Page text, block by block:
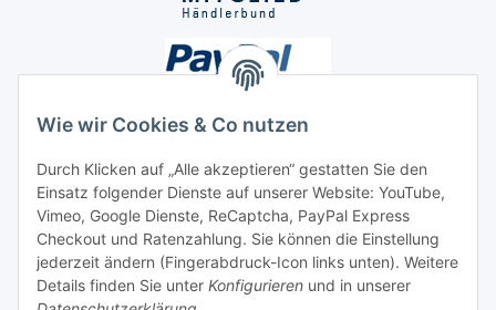
Wie wir Cookies & Co nutzen
Durch Klicken auf „Alle akzeptieren“ gestatten Sie den
Einsatz folgender Dienste auf unserer Website: YouTube,
Vimeo, Google Dienste, ReCaptcha, PayPal Express
Checkout und Ratenzahlung. Sie können die Einstellung
jederzeit ändern (Fingerabdruck-Icon links unten). Weitere
Details finden Sie unter Konfigurieren und in unserer
Unsere Seiten
Social Media